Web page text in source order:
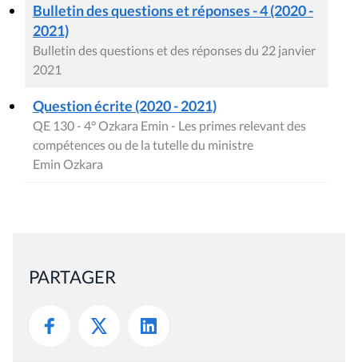
Bulletin des questions et réponses - 4 (2020 -
2021)
Bulletin des questions et des réponses du 22 janvier
2021
Question écrite (2020 - 2021)
QE 130 - 4° Ozkara Emin - Les primes relevant des
compétences ou de la tutelle du ministre
Emin Ozkara
PARTAGER